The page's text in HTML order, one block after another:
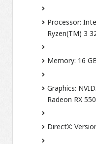
Processor:
Ryzen(TM) 3
Memory: 16
Graphics:
Radeon RX
DirectX: